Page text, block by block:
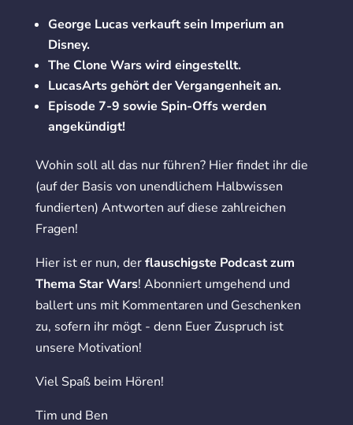
George Lucas verkauft sein Imperium an
Disney.
The Clone Wars wird eingestellt.
LucasArts gehört der Vergangenheit an.
Episode 7-9 sowie Spin-Offs werden
angekündigt!
Wohin soll all das nur führen? Hier findet ihr die
(auf der Basis von unendlichem Halbwissen
fundierten) Antworten auf diese zahlreichen
Fragen!
Hier ist er nun, derflauschigste Podcast zum
Thema Star Wars! Abonniert umgehend und
ballert uns mit Kommentaren und Geschenken
zu, sofern ihr mögt - denn Euer Zuspruch ist
unsere Motivation!
Viel Spaß beim Hören!
Tim und Ben